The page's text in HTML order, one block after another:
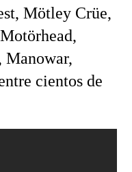
Mötley Crüe,
Manowar,
cientos de